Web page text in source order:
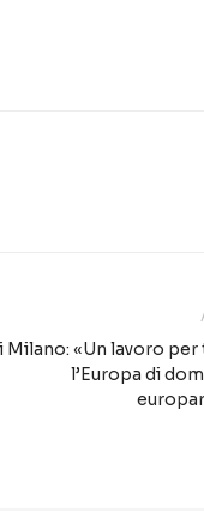
Milano: «Un lavoro
l’Europa di